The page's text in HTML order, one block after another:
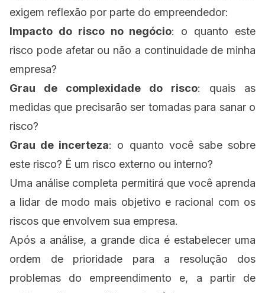
exigem reflexão por parte do empreendedor:
Impacto do risco no negócio: o quanto este
risco pode afetar ou não a continuidade de minha
empresa?
Grau de complexidade do risco: quais as
medidas que precisarão ser tomadas para sanar o
risco?
Grau de incerteza: o quanto você sabe sobre
este risco? É um risco externo ou interno?
Uma análise completa permitirá que você aprenda
a lidar de modo mais objetivo e racional com os
riscos que envolvem sua empresa.
Após a análise, a grande dica é estabelecer uma
ordem de prioridade para a resolução dos
problemas do empreendimento e, a partir de